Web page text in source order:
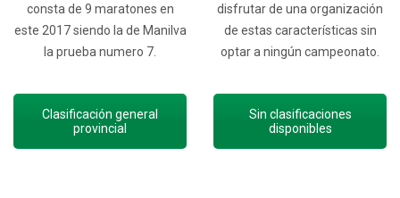
consta de 9 maratones en
este 2017 siendo la de Manilva
la prueba numero 7.
Clasificación general
provincial
disfrutar de una organización
de estas características sin
optar a ningún campeonato.
Sin clasificaciones
disponibles